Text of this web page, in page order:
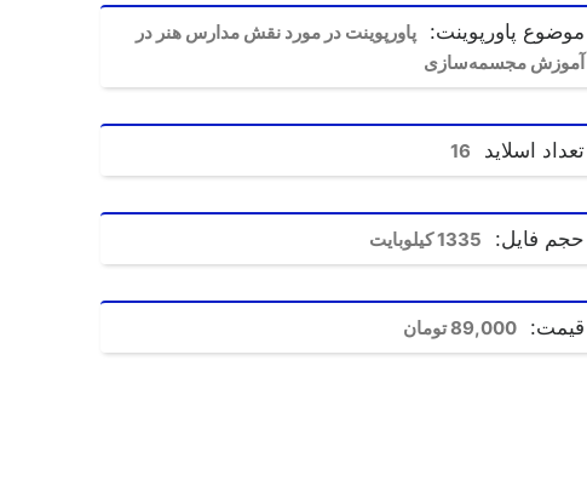
موضوع پاورپوینت:
پاورپوینت در مورد نقش مدارس هنر در
آموزش مجسمه‌سازی
تعداد اسلاید 16
حجم فایل: 1335کیلوبایت
قیمت: 89,000 تومان